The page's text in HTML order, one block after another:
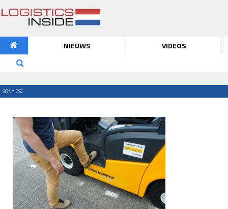
NIEUWS VIDEOS
SONY DSC